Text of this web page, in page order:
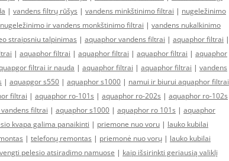
| vandens filtrų rūšys | vandens minkštinimo filtrai | nugeležinimo
nugeležinimo ir vandens monkštinimo filtrai | vandens nukalkinimo
straipsniu talpinimas | aquaphor vandens filtrai | aquaphor filtrai |
| aquaphor filtrai | aquaphor filtrai | aquaphor filtrai | aquaphor
filtrai ir nauda | aquaphor filtrai | aquaphor filtrai | vandens
| aquapgor s550 | aquaphor s1000 | namui ir biurui aquaphor filtrai
filtrai | aquaphor ro-101s | aquaphor ro-202s | aquaphor ro-102s
filtrai | aquaphor s1000 | aquaphor ro 101s | aquaphor
kvapa galima panaikinti | priemone nuo voru | lauko kubilai
| telefonų remontas | priemonė nuo vorų | lauko kubilai
pelesio atsiradimo namuose | kaip išsirinkti geriausią valiklį